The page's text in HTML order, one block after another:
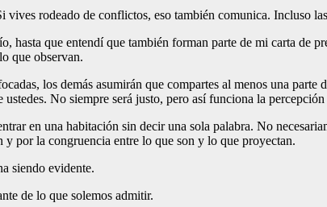
rodeado de conflictos, eso también comunica. Incluso
hasta que entendí que también forman parte de mi carta de
que observan.
los demás asumirán que compartes al menos una
No siempre será justo, pero así funciona la percepción
en una habitación sin decir una sola palabra. No
por la congruencia entre lo que son y lo que proyectan.
siendo evidente.
de lo que solemos admitir.